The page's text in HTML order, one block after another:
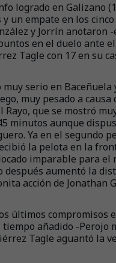
logrado en Galizano
un empate en los
y Jorrín anotaron
en el duelo ante
Tagle con 17 en su
serio en Baceñuela
muy pesado a
que se mostró
minutos aunque
Ya en el segundo
la pelota en la
imparable para el
después aumentó la
acción de Jonathan
últimos compromisos
añadido -Perojo
Tagle aguantó la